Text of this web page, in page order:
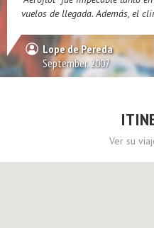
vuelos de llegada. Además, el
Lope de Pereda
September, 2007
Ver su